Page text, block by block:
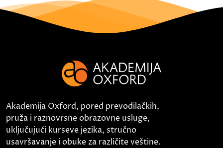
Akademija Oxford, pored prevodilačkih,
pruža i raznovrsne obrazovne usluge,
uključujući kurseve jezika, stručno
usavršavanje i obuke za različite veštine.